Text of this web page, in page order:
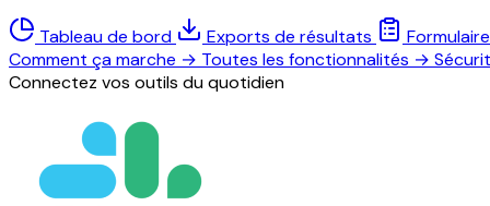
Tableau de bord Exports de résultats
Comment ça marche → Toutes les fonctionnalités →
Connectez vos outils du quotidien